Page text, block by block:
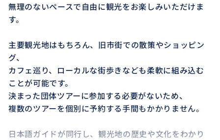
無理のないペースで自由に観光をお楽しみいただけま
す。
主要観光地はもちろん、旧市街での散策やショッピン
グ、
カフェ巡り、ローカルな街歩きなども柔軟に組み込む
ことが可能です。
決まった団体ツアーに参加する必要がないため、
複数のツアーを個別に予約する手間もかかりません。
日本語ガイドが同行し、観光地の歴史や文化をわかり